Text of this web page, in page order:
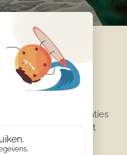
Informatie
Accommodaties
Appartement